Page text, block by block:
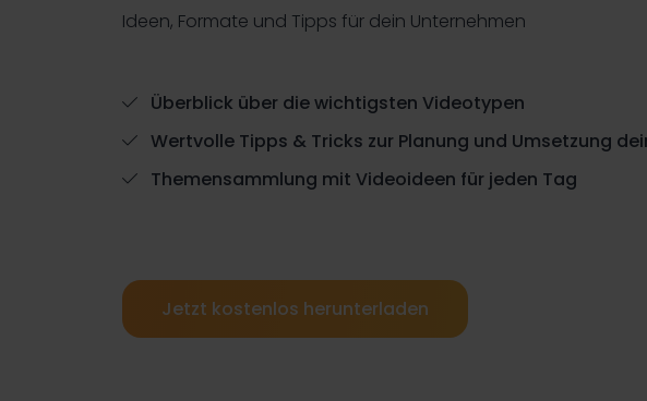
Ideen, Formate und Tipps für dein Unternehmen
Überblick über die wichtigsten Videotypen
Wertvolle Tipps & Tricks zur Planung und Umsetzung
Themensammlung mit Videoideen für jeden Tag
Jetzt kostenlos herunterladen